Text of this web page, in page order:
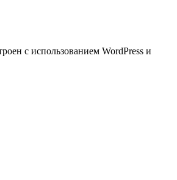
с использованием WordPress и